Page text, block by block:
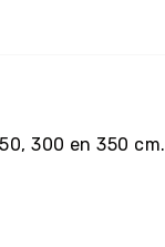
300 en 350 cm.